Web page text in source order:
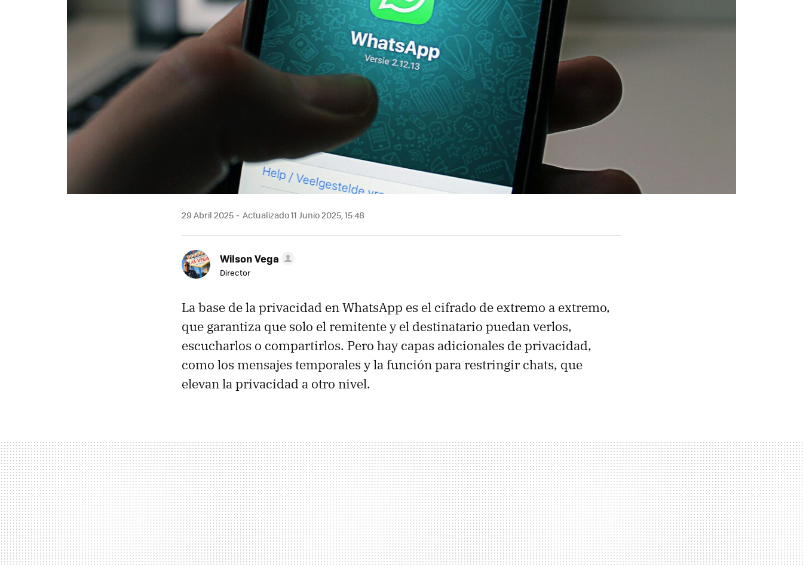
29 Abril 2025 Actualizado 11 Junio 2025, 15:48
Wilson Vega
Director
La base de la privacidad en WhatsApp es el cifrado de extremo a extremo,
que garantiza que solo el remitente y el destinatario puedan verlos,
escucharlos o compartirlos. Pero hay capas adicionales de privacidad,
como los mensajes temporales y la función para restringir chats, que
elevan la privacidad a otro nivel.